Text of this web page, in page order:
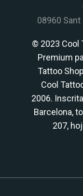
08960
© 2023 Cool
Premium
Tattoo
Cool
2006.
Barcelona,
207,